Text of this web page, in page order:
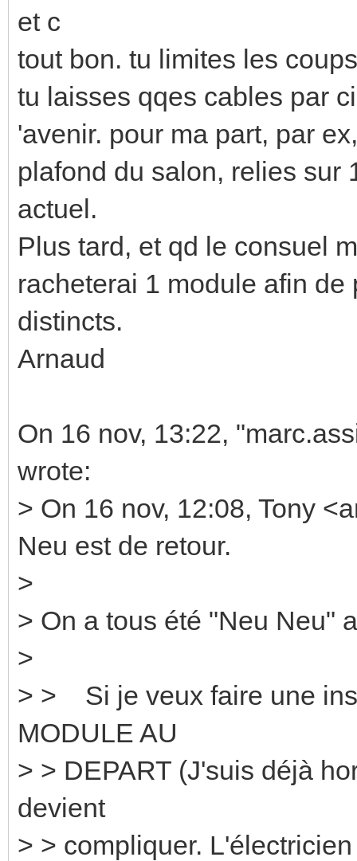
et c
tout bon. tu limites les
tu laisses qqes cables par
'avenir. pour ma part, par
plafond du salon, relies sur
actuel.
Plus tard, et qd le consuel
racheterai 1 module afin
distincts.
Arnaud
On 16 nov, 13:22,
wrote:
> On 16 nov, 12:08, Tony
Neu est de retour.
>
> On a tous été "Neu Neu"
>
> > Si je veux faire une
MODULE AU
> > DEPART (J'suis déjà
devient
> > compliquer.